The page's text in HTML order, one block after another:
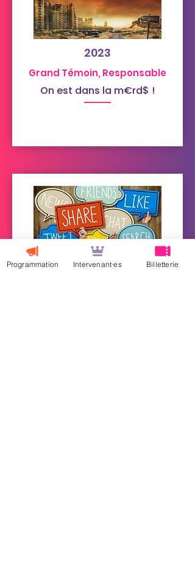
2023
Grand Témoin, Responsable
On est dans la m€rd$ !
2023
Programmation Intervenant·es Billetterie